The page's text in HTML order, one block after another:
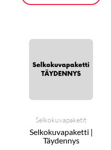
Selkokuvapaketit
Selkokuvapaketti |
Täydennys